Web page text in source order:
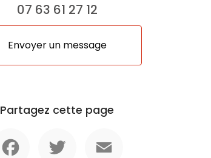
07 63 61 27 12
Envoyer un message
Partagez cette page